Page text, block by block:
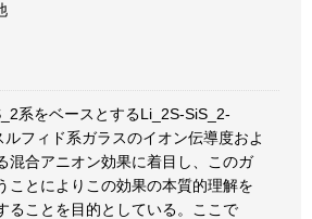
系をベースとするLi_2S-SiS_2-
フィド系ガラスのイオン伝導度およ
混合アニオン効果に着目し、このガ
ことによりこの効果の本質的理解を
ることを目的としている。ここで